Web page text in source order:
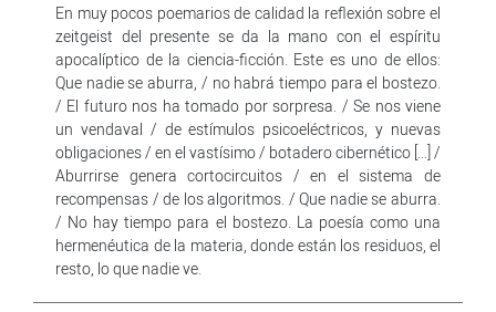
En muy pocos poemarios de calidad la reflexión sobre el
zeitgeist del presente se da la mano con el espíritu
apocalíptico de la ciencia-ficción. Este es uno de ellos:
Que nadie se aburra, / no habrá tiempo para el bostezo.
/ El futuro nos ha tomado por sorpresa. / Se nos viene
un vendaval / de estímulos psicoeléctricos, y nuevas
obligaciones / en el vastísimo / botadero cibernético [...] /
Aburrirse genera cortocircuitos / en el sistema de
recompensas / de los algoritmos. / Que nadie se aburra.
/ No hay tiempo para el bostezo. La poesía como una
hermenéutica de la materia, donde están los residuos, el
resto, lo que nadie ve.